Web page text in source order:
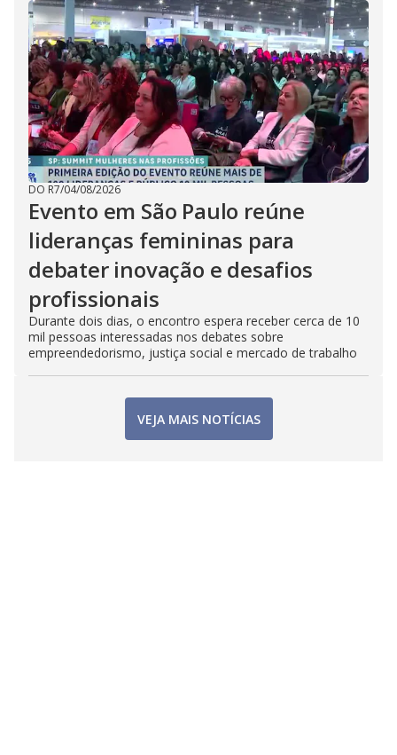
DO R7/04/08/2026
Evento em São Paulo reúne
lideranças femininas para
debater inovação e desafios
profissionais
Durante dois dias, o encontro espera receber cerca de 10
mil pessoas interessadas nos debates sobre
empreendedorismo, justiça social e mercado de trabalho
VEJA MAIS NOTÍCIAS